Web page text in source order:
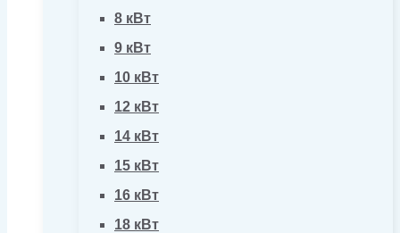
8 кВт
9 кВт
10 кВт
12 кВт
14 кВт
15 кВт
16 кВт
18 кВт